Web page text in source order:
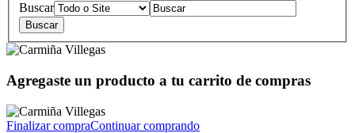
Buscar
Agregaste un producto a tu carrito de compras
Finalizar compraContinuar comprando